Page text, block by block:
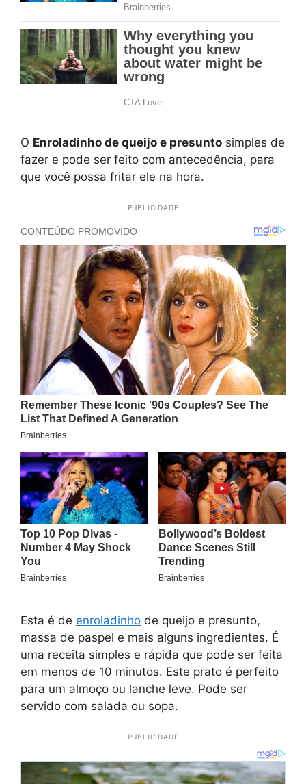
O Enroladinho de queijo e presunto simples de
fazer e pode ser feito com antecedência, para
que você possa fritar ele na hora.
PUBLICIDADE
Esta é de enroladinho de queijo e presunto,
massa de paspel e mais alguns ingredientes. É
uma receita simples e rápida que pode ser feita
em menos de 10 minutos. Este prato é perfeito
para um almoço ou lanche leve. Pode ser
servido com salada ou sopa.
PUBLICIDADE